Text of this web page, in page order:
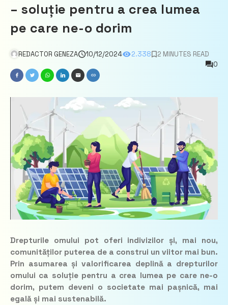
– soluție pentru a crea lumea
pe care ne-o dorim
REDACTOR GENEZA 10/12/2024 2.338
2 MINUTES READ
0
Drepturile omului pot oferi indivizilor și, mai nou,
comunităților puterea de a construi un viitor mai bun.
Prin asumarea și valorificarea deplină a drepturilor
omului ca soluție pentru a crea lumea pe care ne-o
dorim, putem deveni o societate mai pașnică, mai
egală și mai sustenabilă.